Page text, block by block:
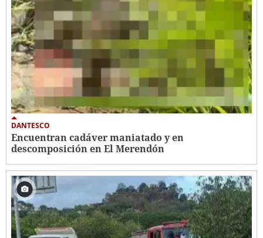
DANTESCO
Encuentran cadáver maniatado y en
descomposición en El Merendón